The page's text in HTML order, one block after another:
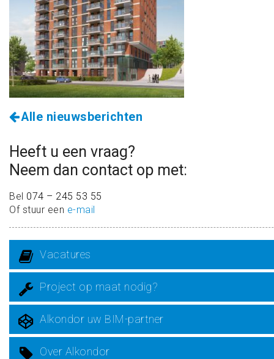
Alle nieuwsberichten
Heeft u een vraag?
Neem dan contact op met:
Bel 074 – 245 53 55
Of stuur een e-mail
Vacatures
Project op maat nodig?
Alkondor uw BIM-partner
Over Alkondor